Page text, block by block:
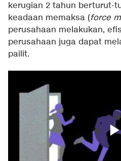
kerugian 2 tahun berturut-
keadaan memaksa (force
perusahaan melakukan,
perusahaan juga dapat
pailit.